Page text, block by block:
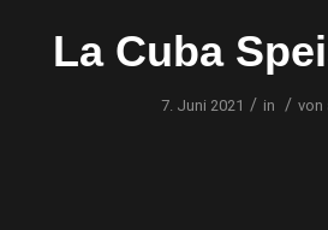
La Cuba
7. Juni 2021 / in / von